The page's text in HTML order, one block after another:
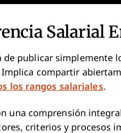
Salarial
de publicar simplemente
compartir
los rangos salariales.
una comprensión
criterios y procesos